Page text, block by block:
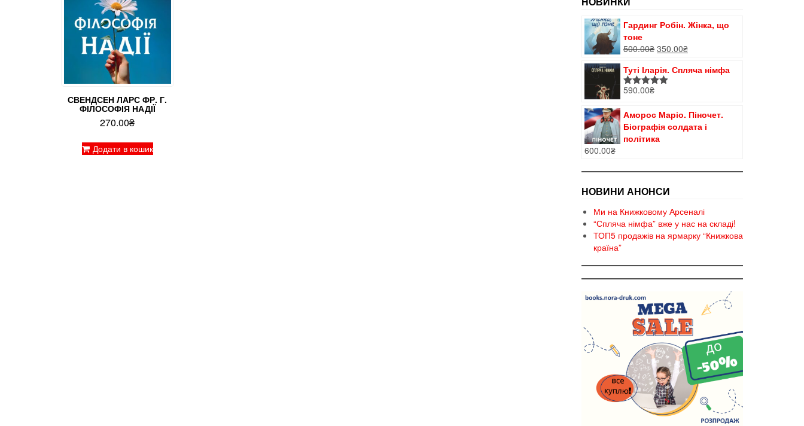
СВЕНДСЕН ЛАРС ФР. Г.
ФІЛОСОФІЯ НАДІЇ
270.00₴
Додати в кошик
Гардинг Робін. Жінка, що
тоне
500.00₴ Оригінальна
500.00₴.
350.00₴Поточна
350.00₴.
Туті Іларія. Спляча німфа
Оцінено в
590.00₴
Аморос Маріо. Піночет.
Біографія солдата і
політика
600.00₴
НОВИНИ АНОНСИ
Ми на Книжковому Арсеналі
“Спляча німфа” вже у нас на складі!
ТОП5 продажів на ярмарку “Книжкова
країна”